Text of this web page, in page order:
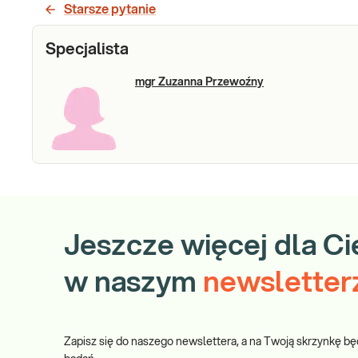
pylori, przydatny w diagnostyce zakażenia i
Starsze pytanie
Specjalista
mgr Zuzanna Przewoźny
Jeszcze więcej dla
w naszym
Zapisz się do naszego newslettera, a na Twoją skrzynkę